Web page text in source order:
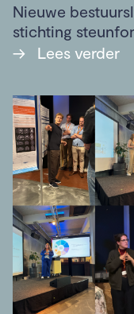
Nieuwe
stichting
→
Lees verder